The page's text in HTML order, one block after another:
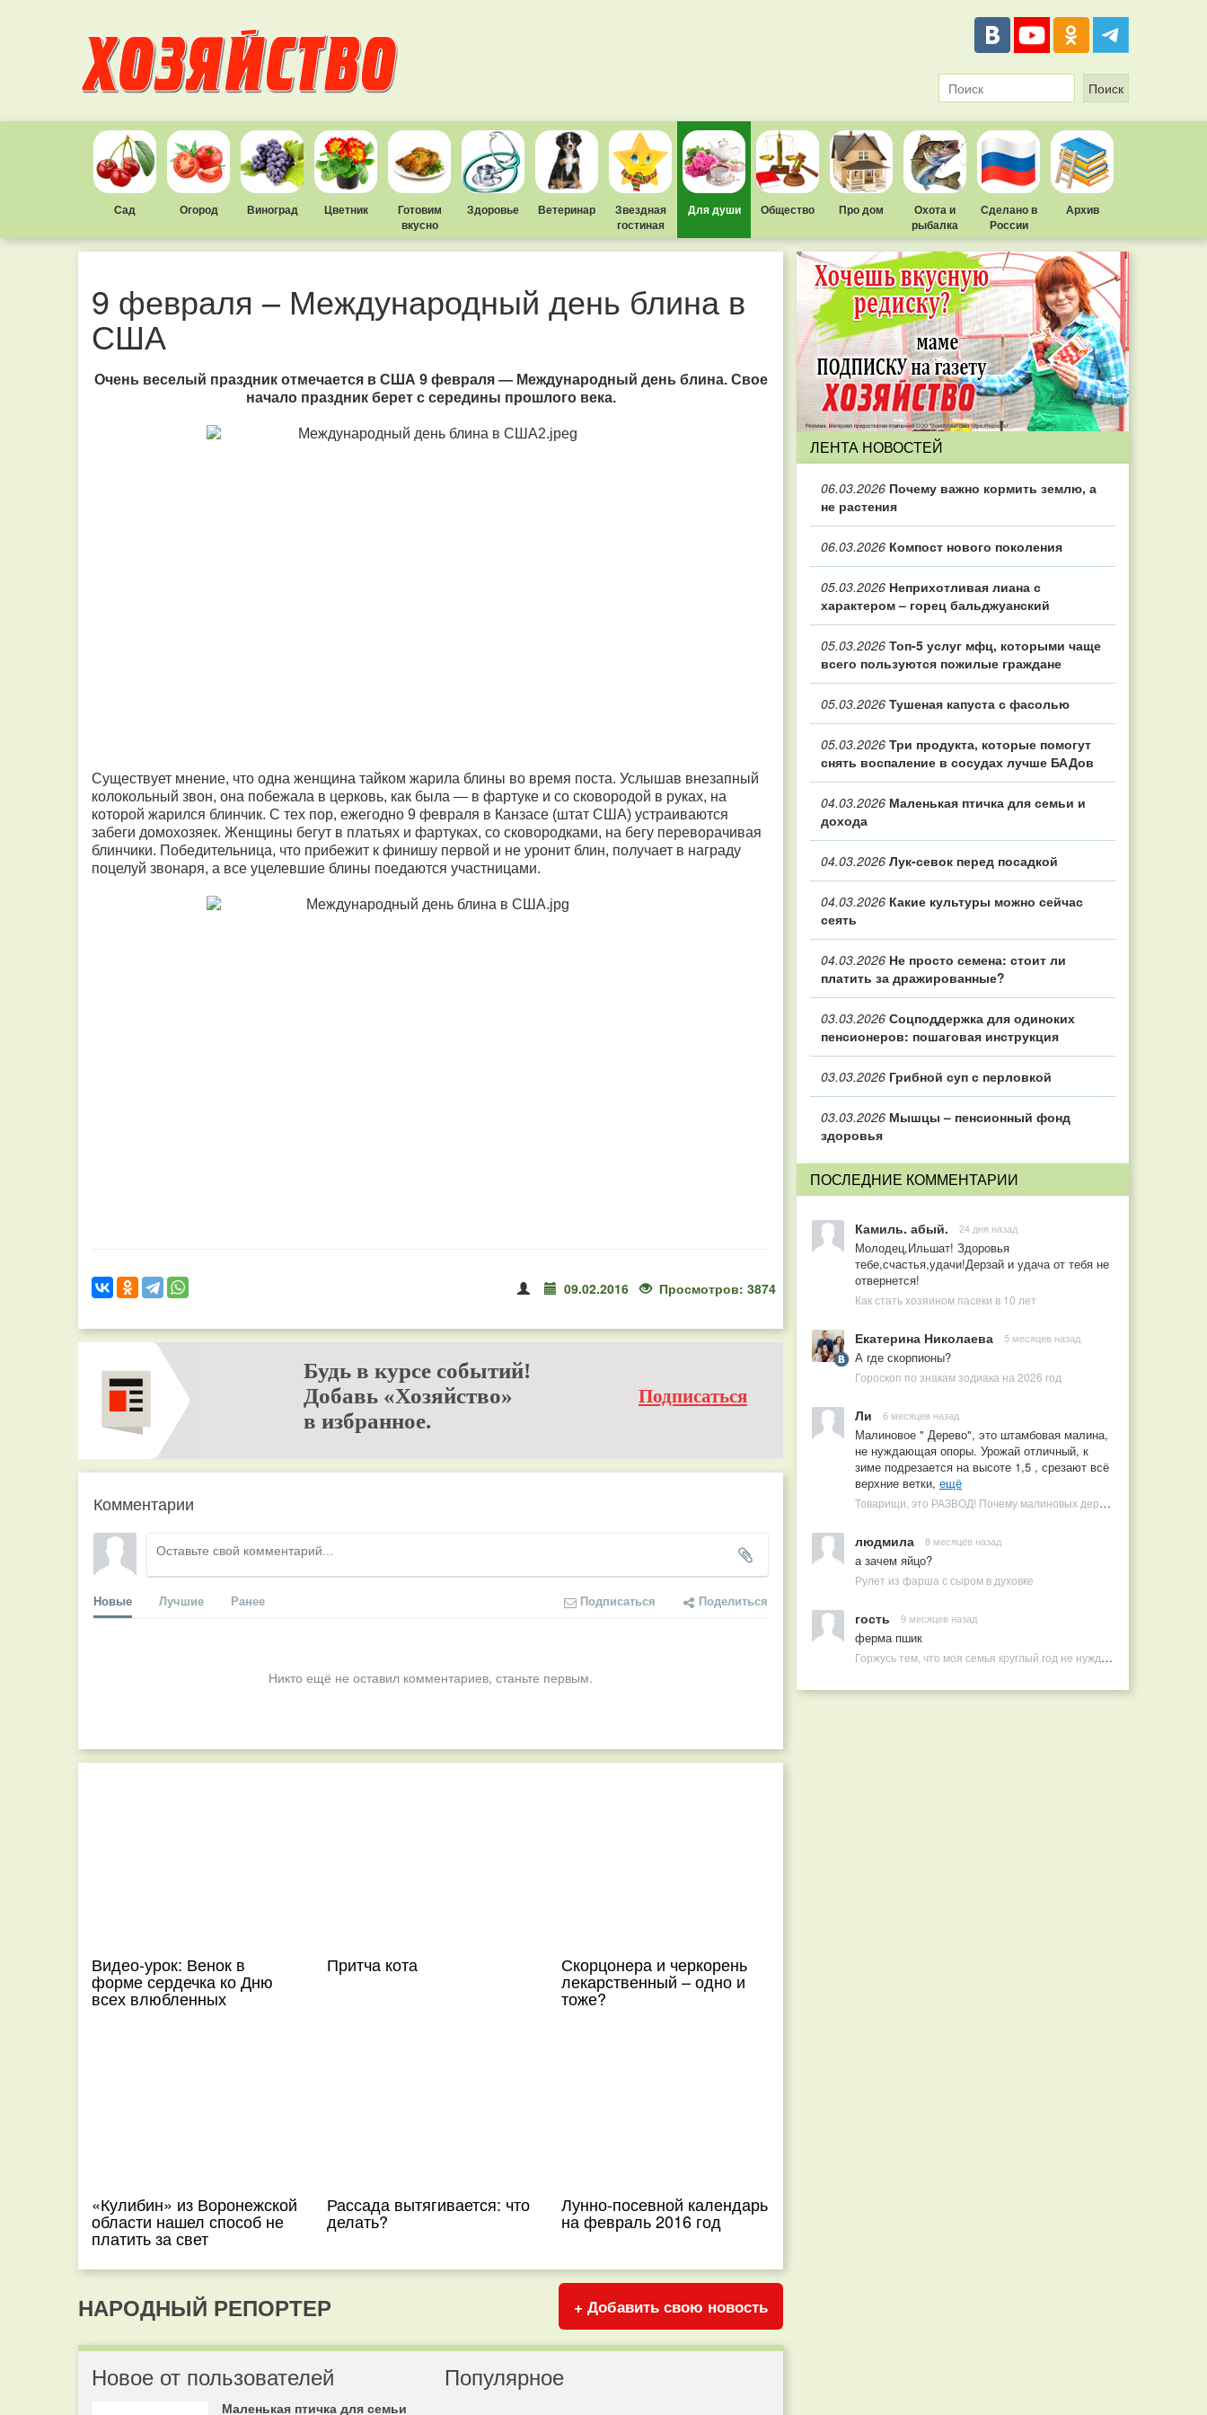
Сад Огород Виноград Цветник
Готовим
вкусно
Здоровье Ветеринар
Звездная
гостиная
Для души Общество Про дом
Охота и
рыбалка
Сделано в
России
Архив
9 февраля – Международный день блина в
США
Очень веселый праздник отмечается в США 9 февраля — Международный день блина. Свое
начало праздник берет с середины прошлого века.
Существует мнение, что одна женщина тайком жарила блины во время поста. Услышав внезапный
колокольный звон, она побежала в церковь, как была — в фартуке и со сковородой в руках, на
которой жарился блинчик. С тех пор, ежегодно 9 февраля в Канзасе (штат США) устраиваются
забеги домохозяек. Женщины бегут в платьях и фартуках, со сковородками, на бегу переворачивая
блинчики. Победительница, что прибежит к финишу первой и не уронит блин, получает в награду
поцелуй звонаря, а все уцелевшие блины поедаются участницами.
09.02.2016 Просмотров: 3874
Будь в курсе событий!
Добавь «Хозяйство»
в избранное.
Подписаться
Комментарии
Новые Лучшие Ранее Подписаться Поделиться
Никто ещё не оставил комментариев, станьте первым.
Видео-урок: Венок в
форме сердечка ко Дню
всех влюбленных
Притча кота Скорцонера и черкорень
лекарственный – одно и
тоже?
«Кулибин» из Воронежской
области нашел способ не
платить за свет
Рассада вытягивается: что
делать?
Лунно-посевной календарь
на февраль 2016 год
НАРОДНЫЙ РЕПОРТЕР + Добавить свою новость
Новое от пользователей
Маленькая птичка для семьи
Популярное
ЛЕНТА НОВОСТЕЙ
06.03.2026 Почему важно кормить землю, а
не растения
06.03.2026 Компост нового поколения
05.03.2026 Неприхотливая лиана с
характером – горец бальджуанский
05.03.2026 Топ‑5 услуг мфц, которыми чаще
всего пользуются пожилые граждане
05.03.2026 Тушеная капуста с фасолью
05.03.2026 Три продукта, которые помогут
снять воспаление в сосудах лучше БАДов
04.03.2026 Маленькая птичка для семьи и
дохода
04.03.2026 Лук-севок перед посадкой
04.03.2026 Какие культуры можно сейчас
сеять
04.03.2026 Не просто семена: стоит ли
платить за дражированные?
03.03.2026 Соцподдержка для одиноких
пенсионеров: пошаговая инструкция
03.03.2026 Грибной суп с перловкой
03.03.2026 Мышцы – пенсионный фонд
здоровья
ПОСЛЕДНИЕ КОММЕНТАРИИ
Камиль. абый. 24 дня назад
Молодец,Ильшат! Здоровья
тебе,счастья,удачи!Дерзай и удача от тебя не
отвернется!
Как стать хозяином пасеки в 10 лет
Екатерина Николаева 5 месяцев назад
А где скорпионы?
Гороскоп по знакам зодиака на 2026 год
Ли 6 месяцев назад
Малиновое " Дерево", это штамбовая малина,
не нуждающая опоры. Урожай отличный, к
зиме подрезается на высоте 1,5 , срезают всё
верхние ветки, ещё
Товарищи, это РАЗВОД! Почему малиновых деревьев не бывает, или Как ушлые продавцы наживаются на мечтах садоводов
людмила 8 месяцев назад
а зачем яйцо?
Рулет из фарша с сыром в духовке
гость 9 месяцев назад
ферма пшик
Горжусь тем, что моя семья круглый год не нуждается в покупных витаминах